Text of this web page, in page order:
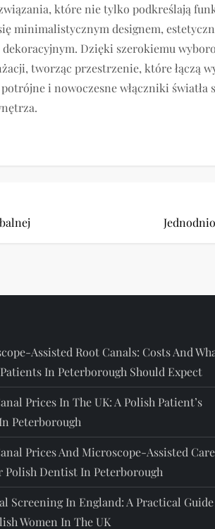
które nie tylko podkreślają
minimalistycznym designem,
Dzięki szerokiemu
tworząc przestrzenie, które łączą
i nowoczesne włączniki
Assisted Root Canals: Costs And
In Peterborough Should Expect
Prices In The UK: A Polish Patient’s
Peterborough
Prices And Microscope-Assisted Care
Polish Dentist In Peterborough
Screening In England: A Practical Guide
Women In The UK